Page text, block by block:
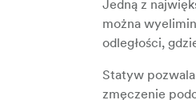
Jedną z
można
odległości,
Statyw
zmęczenie